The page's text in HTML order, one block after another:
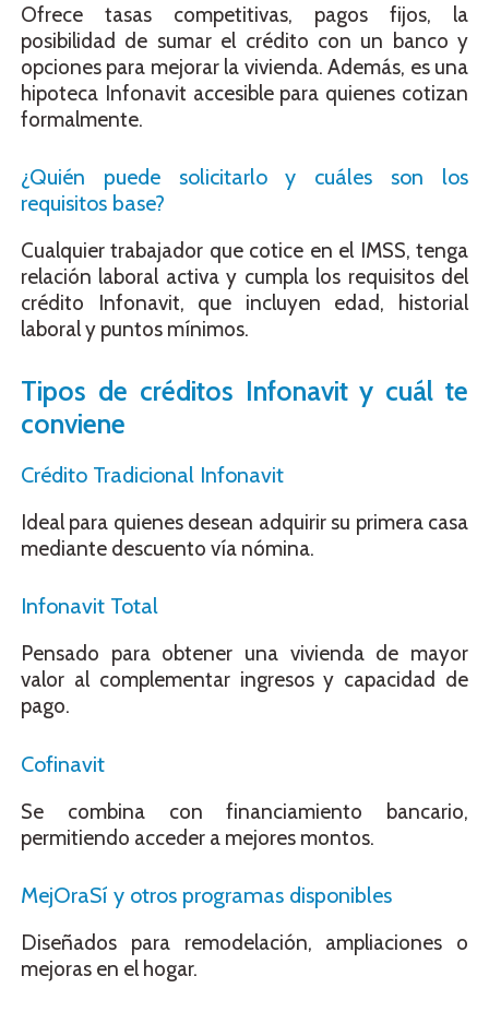
Ofrece tasas competitivas, pagos fijos, la
posibilidad de sumar el crédito con un banco y
opciones para mejorar la vivienda. Además, es una
hipoteca Infonavit accesible para quienes cotizan
formalmente.
¿Quién puede solicitarlo y cuáles son los
requisitos base?
Cualquier trabajador que cotice en el IMSS, tenga
relación laboral activa y cumpla los requisitos del
crédito Infonavit, que incluyen edad, historial
laboral y puntos mínimos.
Tipos de créditos Infonavit y cuál te
conviene
Crédito Tradicional Infonavit
Ideal para quienes desean adquirir su primera casa
mediante descuento vía nómina.
Infonavit Total
Pensado para obtener una vivienda de mayor
valor al complementar ingresos y capacidad de
pago.
Cofinavit
Se combina con financiamiento bancario,
permitiendo acceder a mejores montos.
MejOraSí y otros programas disponibles
Diseñados para remodelación, ampliaciones o
mejoras en el hogar.